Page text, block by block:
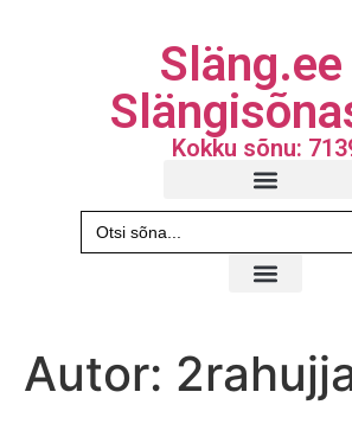
Kokku sõnu:
Search
for:
Autor: